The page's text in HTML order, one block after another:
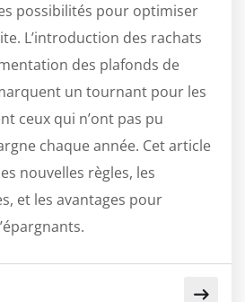
possibilités pour optimiser
L’introduction des rachats
des plafonds de
un tournant pour les
ceux qui n’ont pas pu
chaque année. Cet article
nouvelles règles, les
et les avantages pour